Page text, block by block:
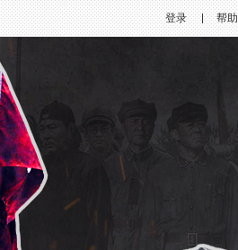
帮助
登录